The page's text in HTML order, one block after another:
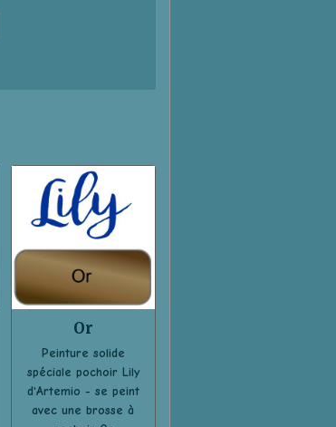
Or
Peinture solide
spéciale pochoir Lily
d'Artemio - se peint
avec une brosse à